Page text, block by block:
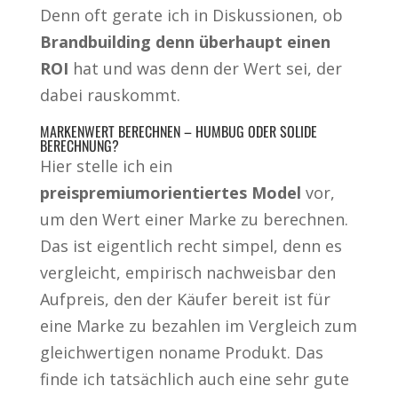
Denn oft gerate ich in Diskussionen, ob
Brandbuilding denn überhaupt einen
ROI hat und was denn der Wert sei, der
dabei rauskommt.
MARKENWERT BERECHNEN – HUMBUG ODER SOLIDE
BERECHNUNG?
Hier stelle ich ein
preispremiumorientiertes Model vor,
um den Wert einer Marke zu berechnen.
Das ist eigentlich recht simpel, denn es
vergleicht, empirisch nachweisbar den
Aufpreis, den der Käufer bereit ist für
eine Marke zu bezahlen im Vergleich zum
gleichwertigen noname Produkt. Das
finde ich tatsächlich auch eine sehr gute